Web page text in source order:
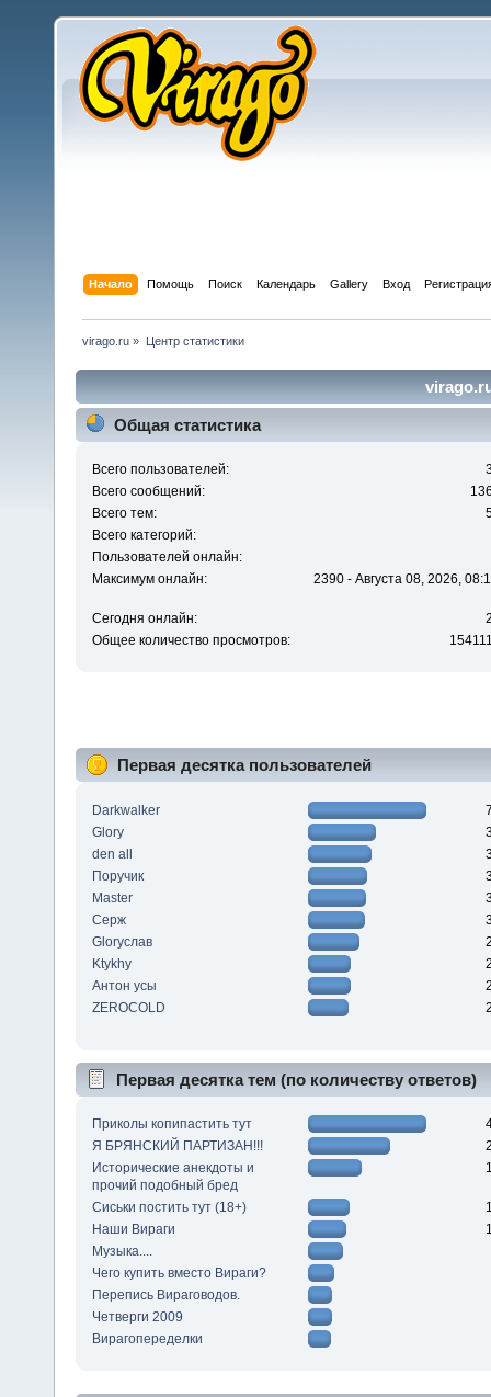
Начало Помощь Поиск Календарь Gallery Вход
virago.ru » Центр статистики
Общая статистика
Всего пользователей:
Всего сообщений:
Всего тем:
Всего категорий:
Пользователей онлайн:
Максимум онлайн:
2390 - Августа 08, 2026,
Сегодня онлайн:
Общее количество просмотров:
Первая десятка пользователей
Darkwalker
Glory
den all
Поручик
Master
Серж
Gloryслав
Ktykhy
Антон усы
ZEROCOLD
Первая десятка тем (по количеству ответов)
Приколы копипастить тут
Я БРЯНСКИЙ ПАРТИЗАН!!!
Исторические анекдоты и
прочий подобный бред
Сиськи постить тут (18+)
Наши Вираги
Музыка....
Чего купить вместо Вираги?
Перепись Вираговодов.
Четверги 2009
Вирагопеределки